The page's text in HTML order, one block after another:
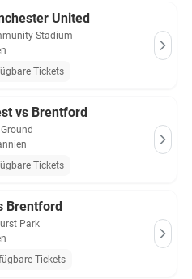
United
Stadium
Tickets
vs Brentford
Tickets
Brentford
Park
Tickets